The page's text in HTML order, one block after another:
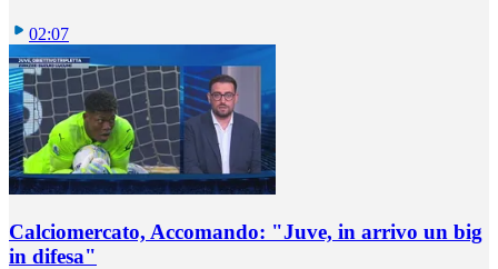
02:07
Calciomercato, Accomando: "Juve, in arrivo un big
in difesa"